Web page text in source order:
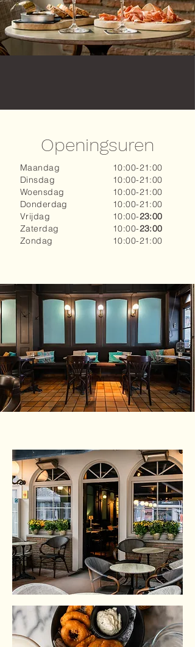
Openingsuren
Maandag
Dinsdag
Woensdag
Donderdag
Vrijdag
Zaterdag
Zondag
10:00-21:00
10:00-21:00
10:00-21:00
10:00-21:00
10:00-23:00​
10:00-23:00
10:00-21:00